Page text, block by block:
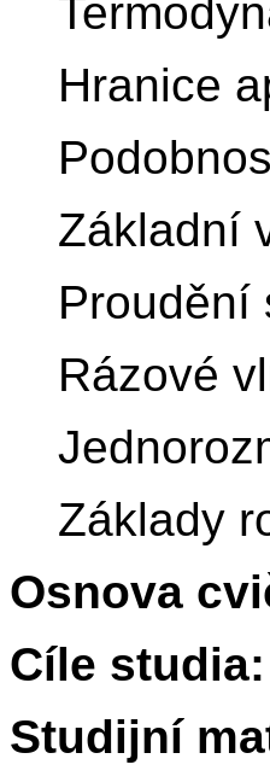
Hranice
Základní
Proudění
Rázové
Základy
Osnova
Cíle studia:
Studijní